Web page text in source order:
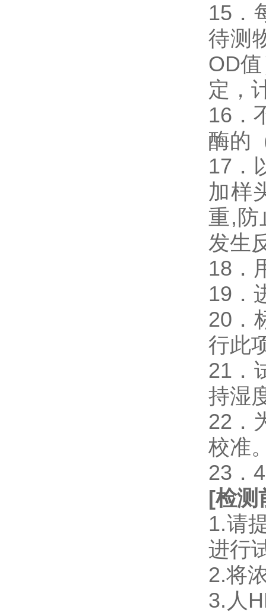
15．
待测
OD
定，
16．
酶的
17．
加样
重,防
发生
18．
19．
20．
行此
21．
持湿
22．
校准
23．
[检测
1.请
进行
2.将
3.人